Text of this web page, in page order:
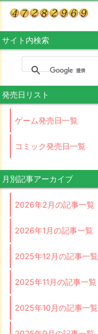
サイト内検索
発売日リスト
ゲーム発売日一覧
コミック発売日一覧
月別記事アーカイブ
2026年2月の記事一覧
2026年1月の記事一覧
2025年12月の記事一覧
2025年11月の記事一覧
2025年10月の記事一覧